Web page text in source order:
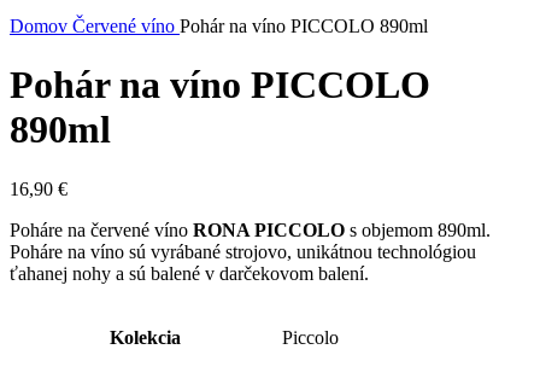
Domov Červené víno Pohár na víno PICCOLO 890ml
Pohár na víno PICCOLO
890ml
16,90 €
Poháre na červené víno RONA PICCOLO s objemom 890ml.
Poháre na víno sú vyrábané strojovo, unikátnou technológiou
ťahanej nohy a sú balené v darčekovom balení.
Kolekcia Piccolo